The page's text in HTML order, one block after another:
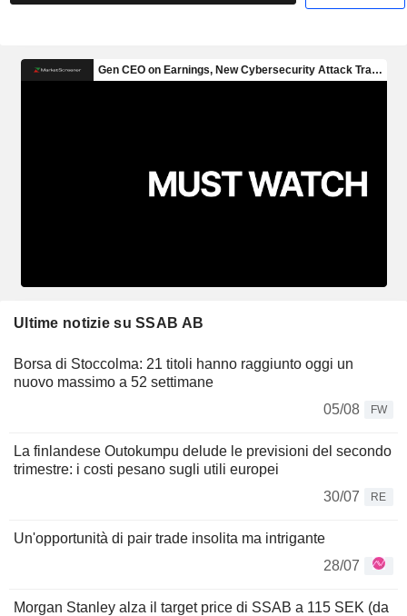
Ultime notizie su SSAB AB
Borsa di Stoccolma: 21 titoli hanno raggiunto oggi un
nuovo massimo a 52 settimane
05/08
FW
La finlandese Outokumpu delude le previsioni del secondo
trimestre: i costi pesano sugli utili europei
30/07
RE
Un'opportunità di pair trade insolita ma intrigante
28/07
Morgan Stanley alza il target price di SSAB a 115 SEK (da